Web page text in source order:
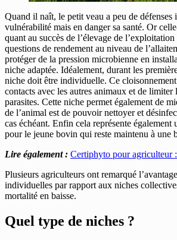
Quand il naît, le petit veau a peu de défenses
vulnérabilité mais en danger sa santé. Or
quant au succès de l’élevage de
questions de rendement au niveau de
protéger de la pression microbienne en
niche adaptée. Idéalement, durant les
niche doit être individuelle. Ce
contacts avec les autres animaux et de limiter
parasites. Cette niche permet également de
de l’animal est de pouvoir nettoyer et
cas échéant. Enfin cela représente
pour le jeune bovin qui reste maintenu à une
Lire également : Certiphyto pour agriculteur
Plusieurs agriculteurs ont remarqué
individuelles par rapport aux niches
mortalité en baisse.
Quel type de niches ?